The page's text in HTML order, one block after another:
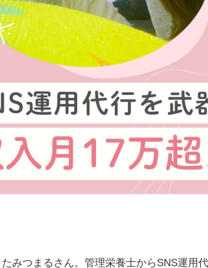
みつまるさん。管理栄養士からSNS運用